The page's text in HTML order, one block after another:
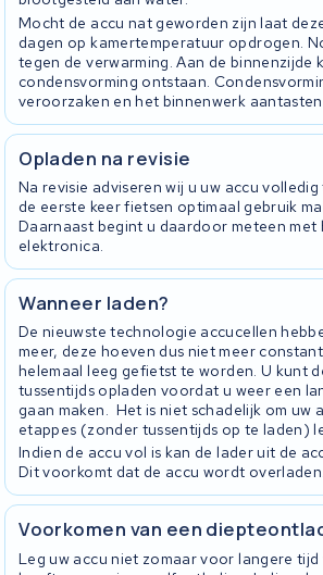
Mocht de accu nat geworden zijn laat
dagen op kamertemperatuur opdrogen.
tegen de verwarming. Aan de binnenzijde
condensvorming ontstaan.
veroorzaken en het binnenwerk
Opladen na revisie
Na revisie adviseren wij u uw accu
de eerste keer fietsen optimaal gebruik
Daarnaast begint u daardoor meteen met
elektronica.
Wanneer laden?
De nieuwste technologie accucellen
meer, deze hoeven dus niet meer
helemaal leeg gefietst te worden. U kunt
tussentijds opladen voordat u weer een
gaan maken. Het is niet schadelijk om uw
etappes (zonder tussentijds op te laden)
Indien de accu vol is kan de lader uit de
Dit voorkomt dat de accu wordt overladen.
Voorkomen van een
Leg uw accu niet zomaar voor langere tijd